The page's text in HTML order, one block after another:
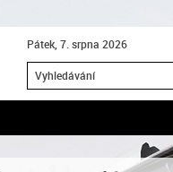
Pátek, 7. srpna 2026